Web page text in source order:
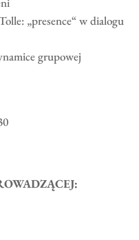
„presence“ w dialogu
grupowej